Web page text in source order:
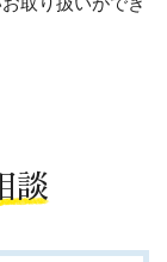
談